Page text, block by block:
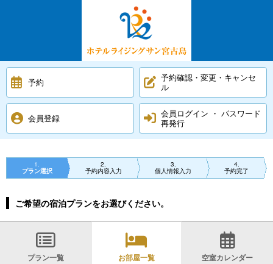
予約
予約確認・変更・キャンセ
ル
会員登録
会員ログイン ・ パスワード
再発行
1
プラン選択
2
予約内容入力
3
個人情報入力
4
予約完了
ご希望の宿泊プランをお選びください。
プラン一覧 お部屋一覧 空室カレンダー